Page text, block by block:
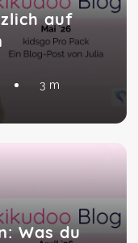
auf
3 m
Was du